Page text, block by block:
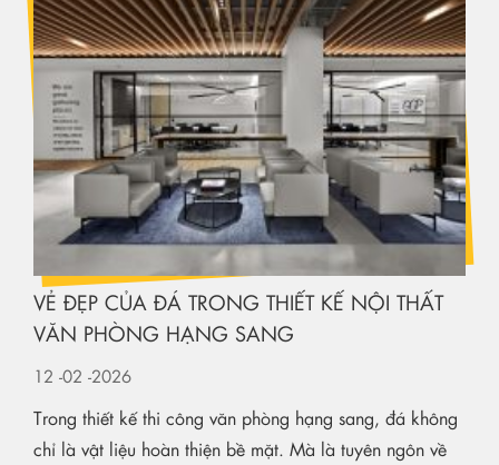
VẺ ĐẸP CỦA ĐÁ TRONG THIẾT KẾ NỘI THẤT
VĂN PHÒNG HẠNG SANG
12 -02 -2026
Trong thiết kế thi công văn phòng hạng sang, đá không
chỉ là vật liệu hoàn thiện bề mặt. Mà là tuyên ngôn về